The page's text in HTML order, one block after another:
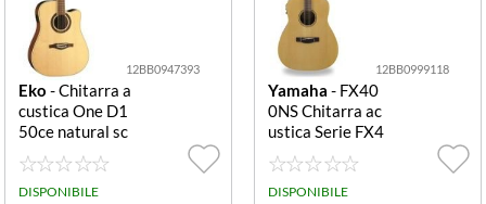
12BB0947393
Eko - Chitarra a
custica One D1
50ce natural sc
ala 650 mm D1
50ce
DISPONIBILE
12BB0999118
Yamaha - FX40
0NS Chitarra ac
ustica Serie FX4
00 Natural Sati
n Chitarra acust
ica Yamaha FX4
DISPONIBILE